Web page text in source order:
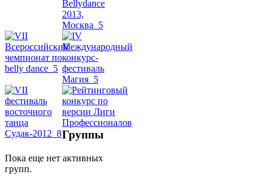
школы
фестивали
Группы
Пока еще нет активных
групп.